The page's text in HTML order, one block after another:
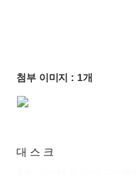
첨부 이미지 : 1개
대 스 크